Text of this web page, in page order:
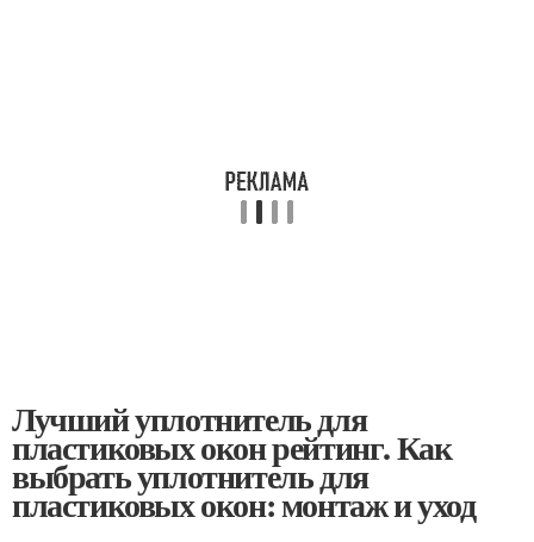
Лучший уплотнитель для
пластиковых окон рейтинг. Как
выбрать уплотнитель для
пластиковых окон: монтаж и уход